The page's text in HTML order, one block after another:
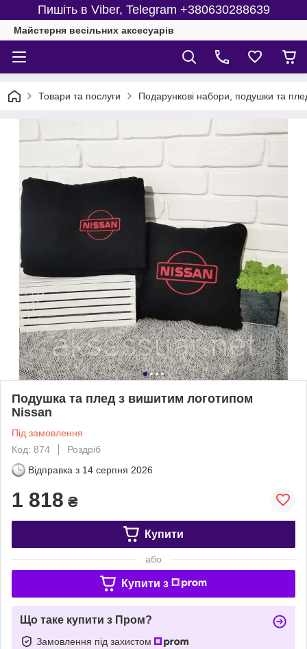
Пишіть в Viber, Telegram +380630288639
Майстерня веcільних аксесуарів
Товари та послуги Подарункові набори, подушки та
Подушка та плед з вишитим логотипом
Nissan
Під замовлення
Код: 874
Роздріб
Відправка з 14 серпня 2026
1 818 ₴
Купити
або
Купити з
Що таке купити з Пром?
Замовлення під захистом